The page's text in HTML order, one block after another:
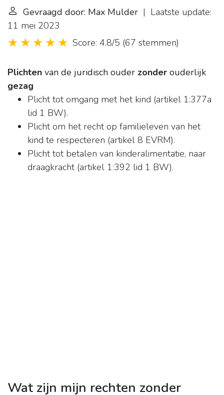
Gevraagd door: Max Mulder | Laatste update:
11 mei 2023
Score: 4.8/5 (67 stemmen)
Plichten van de juridisch ouder zonder ouderlijk
gezag
Plicht tot omgang met het kind (artikel 1:377a
lid 1 BW).
Plicht om het recht op familieleven van het
kind te respecteren (artikel 8 EVRM).
Plicht tot betalen van kinderalimentatie, naar
draagkracht (artikel 1:392 lid 1 BW).
Wat zijn mijn rechten zonder